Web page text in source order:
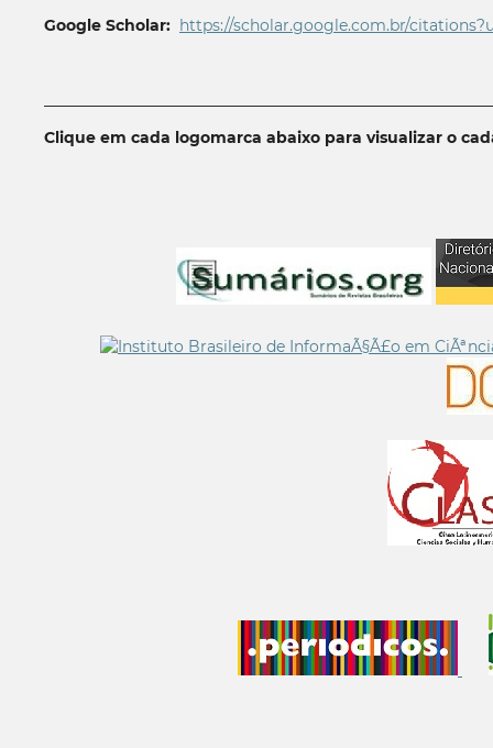
Google Scholar: https://scholar.google.com.br/
Clique em cada logomarca abaixo para visualizar o